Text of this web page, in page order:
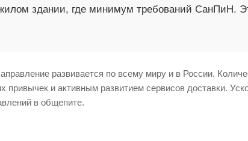
здании, где минимум требований СанПиН.
развивается по всему миру и в России.
привычек и активным развитием сервисов доставки.
в общепите.